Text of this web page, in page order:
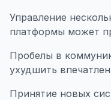
Управление
платформы может
Пробелы в
ухудшить
Принятие новых